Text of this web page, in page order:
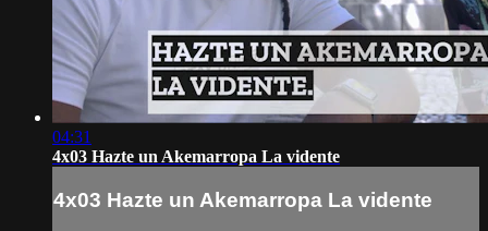
04:31
4x03 Hazte un Akemarropa La vidente
4x03 Hazte un Akemarropa La vidente